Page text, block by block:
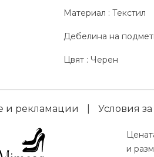
Материал : Текстил
Дебелина на
Цвят : Черен
и рекламации Условия
и